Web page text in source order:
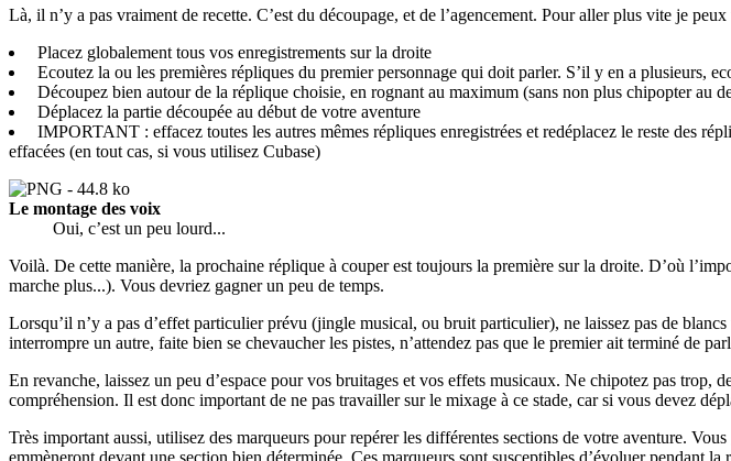
Là, il n’y a pas vraiment de recette. C’est du découpage, et de l’agencement. Pour aller plus vite je
Placez globalement tous vos enregistrements sur la droite
Ecoutez la ou les premières répliques du premier personnage qui doit parler. S’il y en a plusieurs,
Découpez bien autour de la réplique choisie, en rognant au maximum (sans non plus chipopter au
Déplacez la partie découpée au début de votre aventure
IMPORTANT : effacez toutes les autres mêmes répliques enregistrées et redéplacez le reste des
effacées (en tout cas, si vous utilisez Cubase)
Le montage des voix
Oui, c’est un peu lourd...
Voilà. De cette manière, la prochaine réplique à couper est toujours la première sur la droite. D’où
marche plus...). Vous devriez gagner un peu de temps.
Lorsqu’il n’y a pas d’effet particulier prévu (jingle musical, ou bruit particulier), ne laissez pas de
interrompre un autre, faite bien se chevaucher les pistes, n’attendez pas que le premier ait terminé de
En revanche, laissez un peu d’espace pour vos bruitages et vos effets musicaux. Ne chipotez pas
compréhension. Il est donc important de ne pas travailler sur le mixage à ce stade, car si vous devez
Très important aussi, utilisez des marqueurs pour repérer les différentes sections de votre aventure.
emmèneront devant une section bien déterminée. Ces marqueurs sont susceptibles d’évoluer pendant